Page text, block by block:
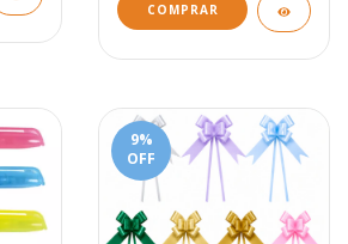
COMPRAR
9%
OFF